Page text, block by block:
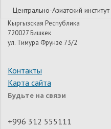
Центрально-Азиатский
Кыргызская Республика
720027 Бишкек
ул. Тимура Фрунзе 73/2
Контакты
Карта сайта
Будьте на связи
+996 312 555111